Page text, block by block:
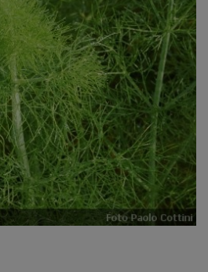
n